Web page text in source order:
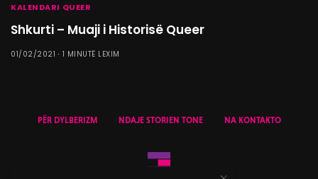
KALENDARI QUEER
Shkurti – Muaji i Historisë Queer
01/02/2021 1 MINUTË LEXIM
PËR DYLBERIZM NDAJE STORIEN TONE NA KONTAKTO